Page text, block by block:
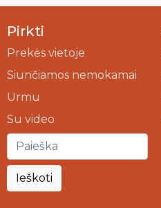
Pirkti
Prekės vietoje
Siunčiamos nemokamai
Urmu
Su video
Ieškoti